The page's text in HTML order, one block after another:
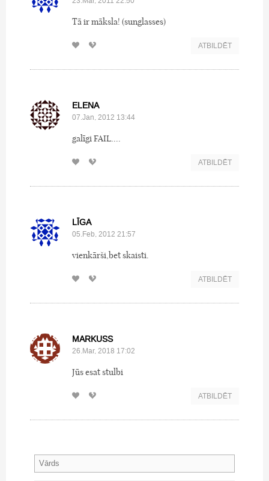
Tā ir māksla! (sunglasses)
ATBILDĒT
ELENA
07.Jan, 2012 13:44
galīgi FAIL....
ATBILDĒT
LĪGA
05.Feb, 2012 21:57
vienkārši,bet skaisti.
ATBILDĒT
MARKUSS
26.Mar, 2018 17:02
Jūs esat stulbi
ATBILDĒT